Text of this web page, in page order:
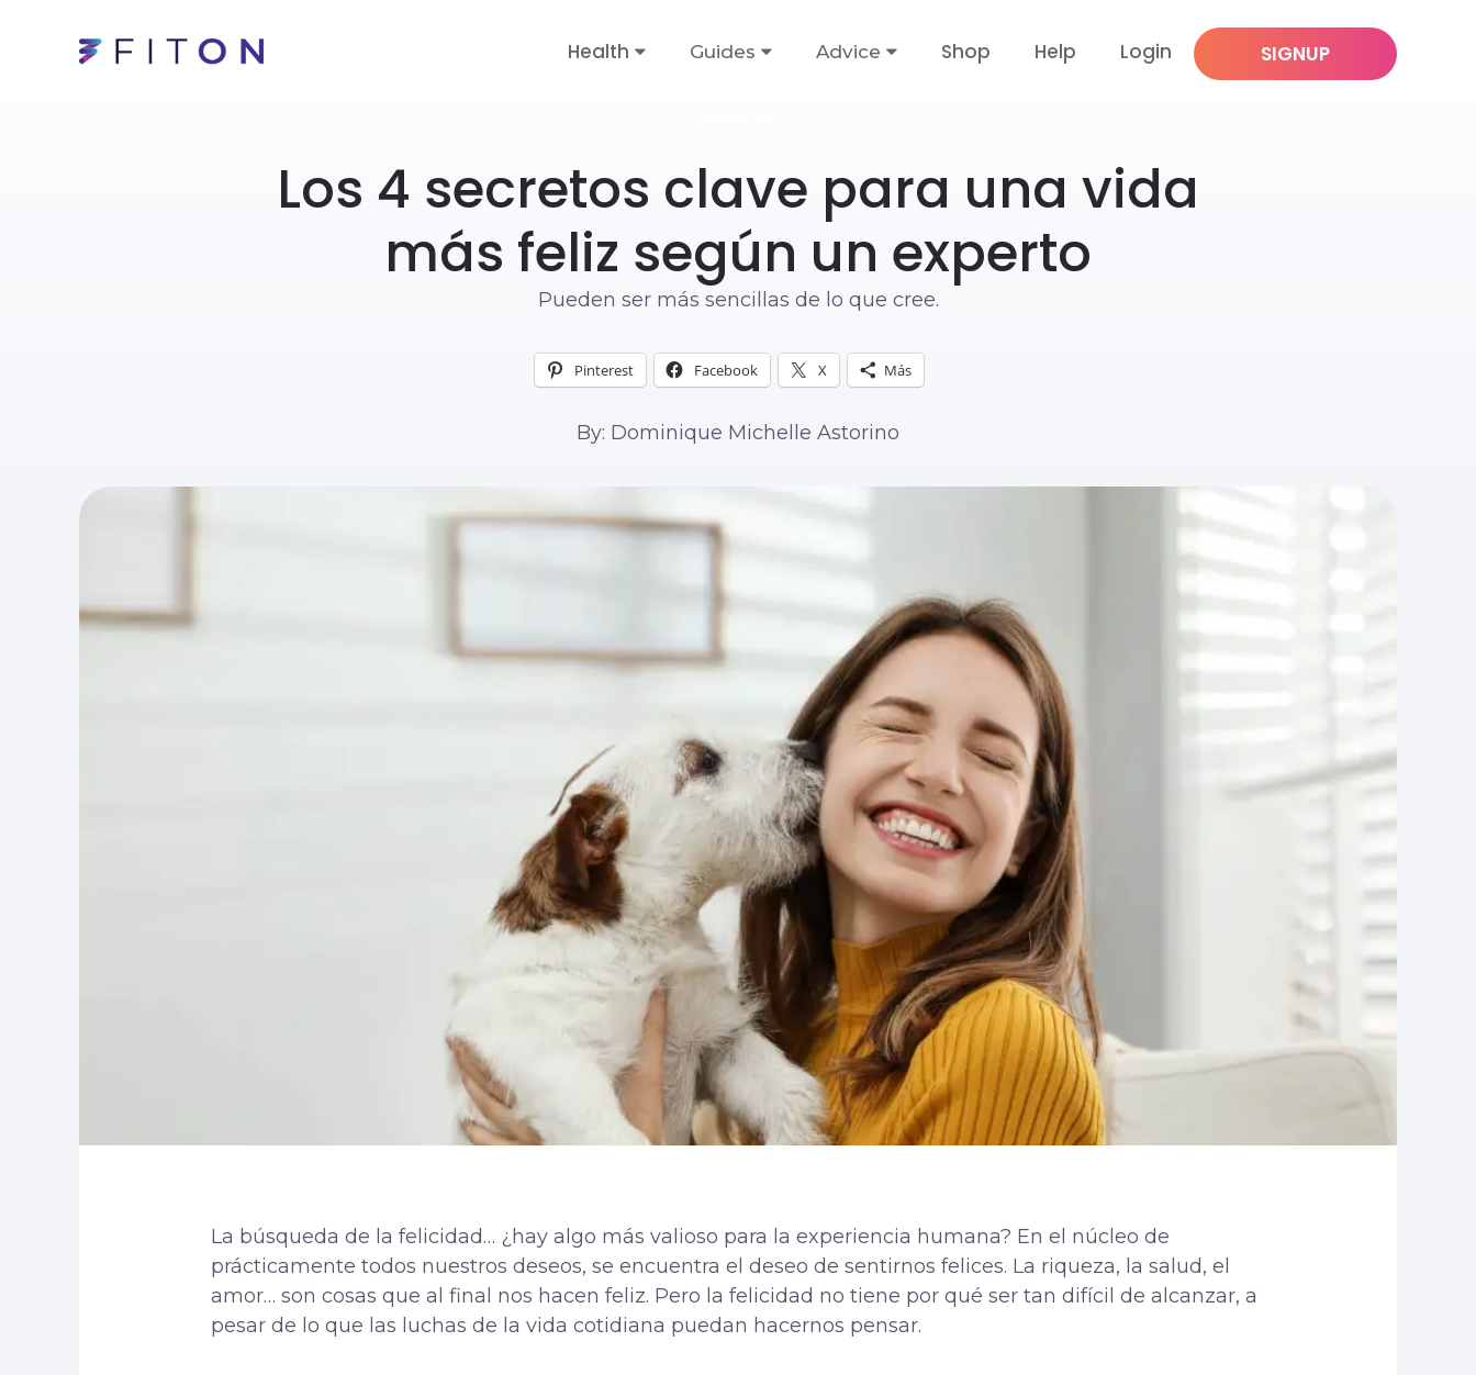
Health Guides Advice Shop Help Login SIGNUP
Los 4 secretos clave para una vida
más feliz según un experto
Pueden ser más sencillas de lo que cree.
Pinterest Facebook X Más
By: Dominique Michelle Astorino
La búsqueda de la felicidad… ¿hay algo más valioso para la experiencia humana? En el núcleo de
prácticamente todos nuestros deseos, se encuentra el deseo de sentirnos felices. La riqueza, la salud, el
amor… son cosas que al final nos hacen feliz. Pero la felicidad no tiene por qué ser tan difícil de alcanzar, a
pesar de lo que las luchas de la vida cotidiana puedan hacernos pensar.